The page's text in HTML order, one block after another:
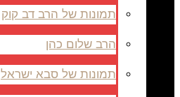
תמונות של הרב דב קוק
הרב שלום כהן
תמונות של סבא ישראל